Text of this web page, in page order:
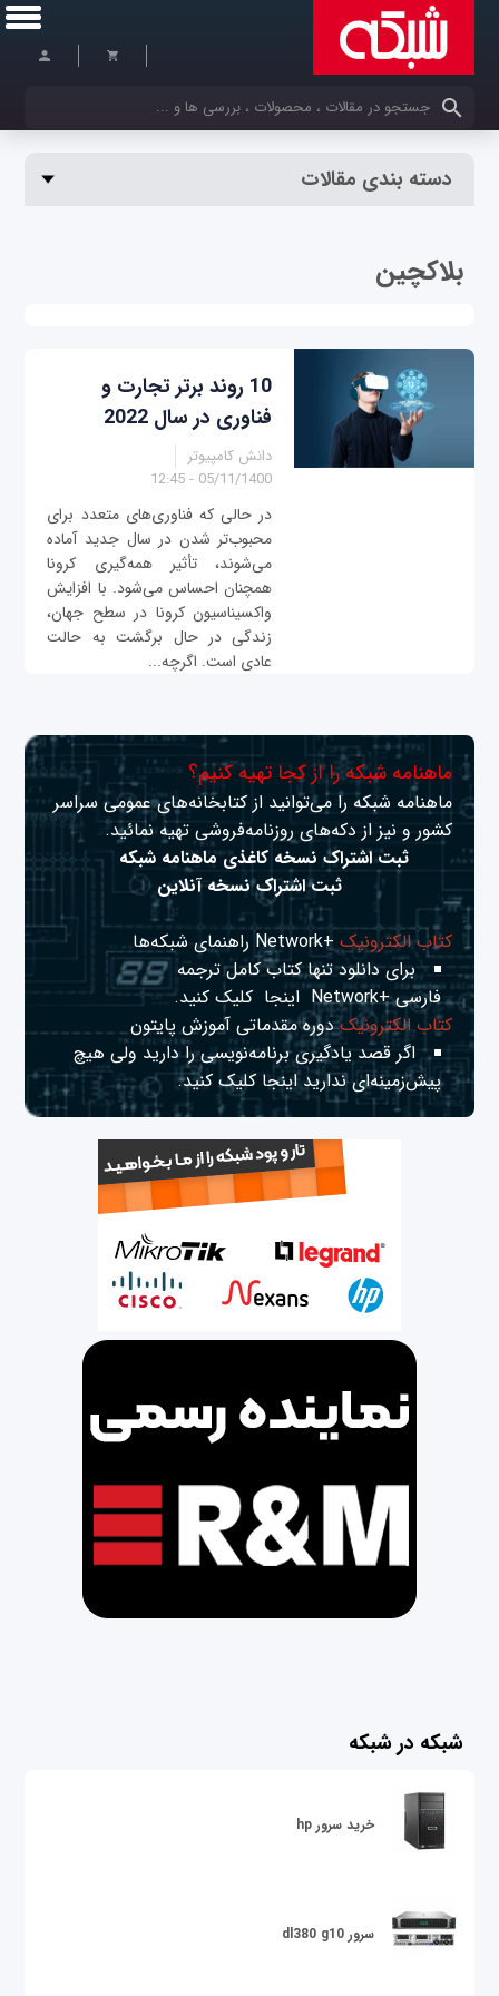
کلمات کلیدی خود را وارد کنید
دسته بندی مقالات
بلاک­چین
10 روند برتر تجارت و
فناوری در سال 2022
دانش کامپیوتر
05/11/1400 - 12:45
در حالی که فناوری‌های متعدد برای
محبوب‌تر شدن در سال جدید آماده
می‌شوند، تأثیر همه‌گیری کرونا
همچنان احساس می‌شود. با افزایش
واکسیناسیون کرونا در سطح جهان،
زندگی در حال برگشت به حالت
عادی است. اگرچه...
ماهنامه شبکه را از کجا تهیه کنیم؟
ماهنامه شبکه را می‌توانید از کتابخانه‌های عمومی سراسر
کشور و نیز از دکه‌های روزنامه‌فروشی تهیه نمائید.
ثبت اشتراک نسخه کاغذی ماهنامه شبکه
ثبت اشتراک نسخه آنلاین
کتاب الکترونیک+Network راهنمای شبکه‌ها
برای دانلود تنها کتاب کامل ترجمه
فارسی +Network
اینجا کلیک کنید.
کتاب الکترونیکدوره مقدماتی آموزش پایتون
اگر قصد یادگیری برنامه‌نویسی را دارید ولی هیچ
پیش‌زمینه‌ای نداریداینجا کلیک کنید.
شبکه در شبکه
خرید سرور hp
سرور dl380 g10